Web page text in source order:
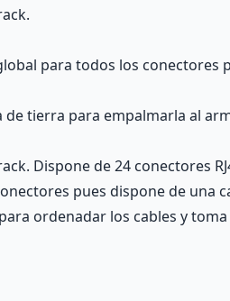
para todos los conectores
tierra para empalmarla al
Dispone de 24 conectores
pues dispone de una
ordenadar los cables y